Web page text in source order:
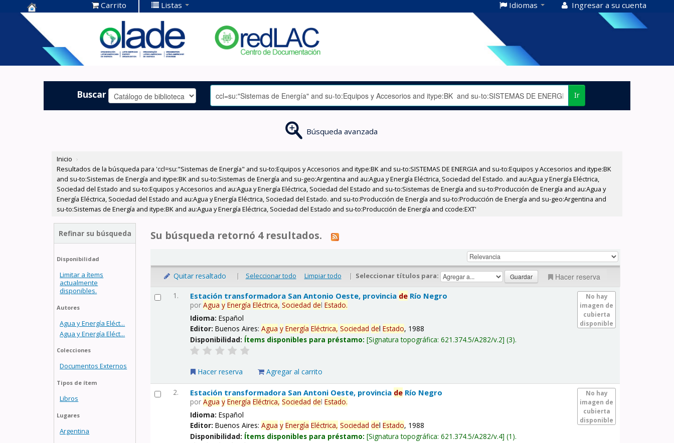
Centro de
Documentación
OLADE -
Carrito Listas Idiomas Ingresar a su cuenta
Buscar Ir
Búsqueda avanzada
Inicio ›
Resultados de la búsqueda para 'ccl=su:"Sistemas de Energía" and su-to:Equipos y Accesorios and itype:BK and su-to:SISTEMAS DE ENERGIA and su-to:Equipos y Accesorios and itype:BK
and su-to:Sistemas de Energía and itype:BK and su-to:Sistemas de Energía and su-geo:Argentina and au:Agua y Energía Eléctrica, Sociedad del Estado. and au:Agua y Energía Eléctrica,
Sociedad del Estado and su-to:Equipos y Accesorios and au:Agua y Energía Eléctrica, Sociedad del Estado and su-to:Sistemas de Energía and su-to:Producción de Energía and au:Agua y
Energía Eléctrica, Sociedad del Estado and au:Agua y Energía Eléctrica, Sociedad del Estado. and su-to:Producción de Energía and su-to:Producción de Energía and su-geo:Argentina and
su-to:Sistemas de Energía and itype:BK and au:Agua y Energía Eléctrica, Sociedad del Estado and su-to:Producción de Energía and ccode:EXT'
Refinar su búsqueda
Disponibilidad
Limitar a ítems
actualmente
disponibles.
Autores
Agua y Energía Eléct...
Agua y Energía Eléct...
Colecciones
Documentos Externos
Tipos de ítem
Libros
Lugares
Argentina
Su búsqueda retornó 4 resultados.
Quitar resaltado | Seleccionar todo Limpiar todo | Seleccionar títulos para: Hacer reserva
1.
No hay
imagen de
cubierta
disponible
Estación transformadora San Antonio Oeste, provincia de Río Negro
porAgua y Energía Eléctrica, Sociedad delEstado.
Idioma:Español
Editor:Buenos Aires:Agua y Energía Eléctrica, Sociedad delEstado, 1988
Disponibilidad: Ítems disponibles para préstamo: Signatura topográfica:621.374.5/A282/v.2 (3).
Hacer reserva Agregar al carrito
2.
No hay
imagen de
cubierta
disponible
Estación transformadora San Antoni Oeste, provincia de Río Negro
porAgua y Energía Eléctrica, Sociedad delEstado.
Idioma:Español
Editor:Buenos Aires:Agua y Energía Eléctrica, Sociedad delEstado, 1988
Disponibilidad: Ítems disponibles para préstamo: Signatura topográfica:621.374.5/A282/v.4 (1).